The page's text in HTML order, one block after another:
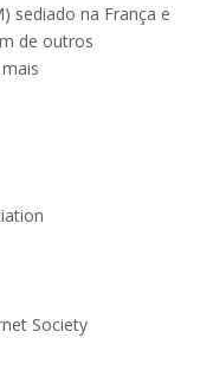
sediado na França e
de outros
Society